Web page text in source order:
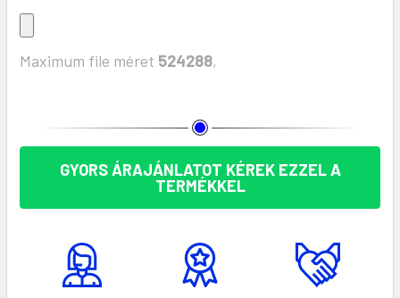
Maximum file méret 524288,
GYORS ÁRAJÁNLATOT KÉREK EZZEL A
TERMÉKKEL